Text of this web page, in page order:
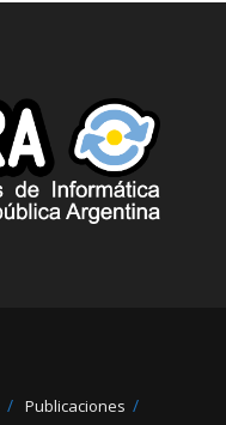
Publicaciones